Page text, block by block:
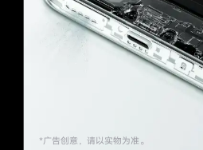
*广告创意，请以实物为准。